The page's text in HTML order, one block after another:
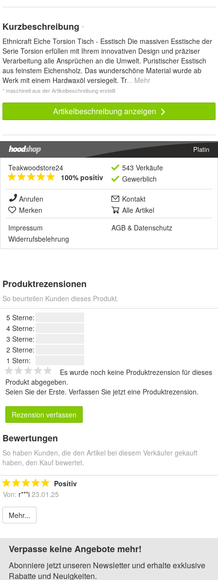
Kurzbeschreibung *
Ethnicraft Eiche Torsion Tisch - Esstisch Die massiven Esstische der
Serie Torsion erfüllen mit Ihrem innovativen Design und präziser
Verarbeitung alle Ansprüchen an die Umwelt. Puristischer Esstisch
aus feinstem Eichensholz. Das wunderschöne Material wurde ab
Werk mit einem Hardwaxöl versiegelt. Tr... Mehr
* maschinell aus der Artikelbeschreibung erstellt
Artikelbeschreibung anzeigen
Platin
Teakwoodstore24
100% positiv
543 Verkäufe
Gewerblich
Anrufen
Kontakt
Merken
Alle Artikel
Impressum
AGB & Datenschutz
Widerrufsbelehrung
Produktrezensionen
So beurteilen Kunden dieses Produkt.
5 Sterne:
4 Sterne:
3 Sterne:
2 Sterne:
1 Stern:
Es wurde noch keine Produktrezension für dieses
Produkt abgegeben.
Seien Sie der Erste. Verfassen Sie jetzt eine Produktrezension.
Rezension verfassen
Bewertungen
So haben Kunden, die den Artikel bei diesem Verkäufer gekauft
haben, den Kauf bewertet.
Positiv
Von: r***i 23.01.25
Mehr...
Verpasse keine Angebote mehr!
Abonniere jetzt unseren Newsletter und erhalte exklusive
Rabatte und Neuigkeiten.